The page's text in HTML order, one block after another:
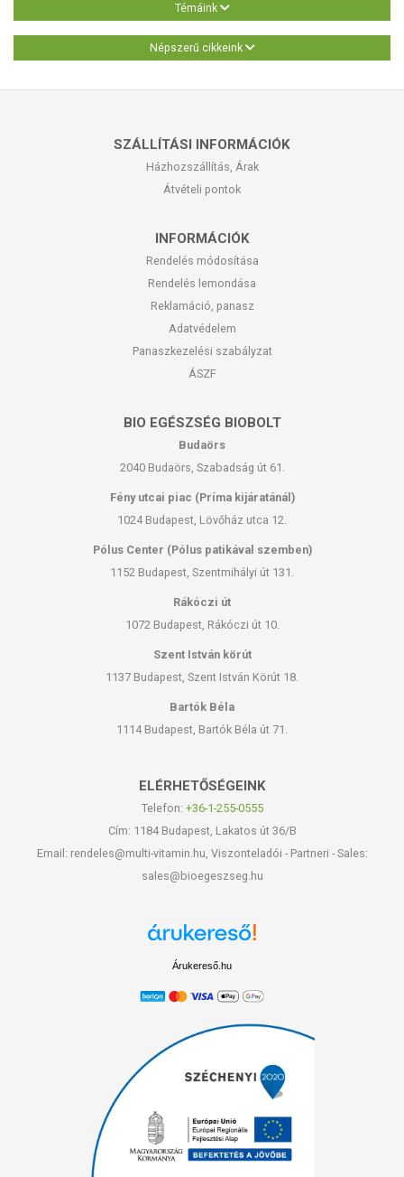
Témáink
Népszerű cikkeink
SZÁLLÍTÁSI INFORMÁCIÓK
Házhozszállítás, Árak
Átvételi pontok
INFORMÁCIÓK
Rendelés módosítása
Rendelés lemondása
Reklamáció, panasz
Adatvédelem
Panaszkezelési szabályzat
ÁSZF
BIO EGÉSZSÉG BIOBOLT
Budaörs
2040 Budaörs, Szabadság út 61.
Fény utcai piac (Príma kijáratánál)
1024 Budapest, Lövőház utca 12.
Pólus Center (Pólus patikával szemben)
1152 Budapest, Szentmihályi út 131.
Rákóczi út
1072 Budapest, Rákóczi út 10.
Szent István körút
1137 Budapest, Szent István Körút 18.
Bartók Béla
1114 Budapest, Bartók Béla út 71.
ELÉRHETŐSÉGEINK
Telefon: +36-1-255-0555
Cím: 1184 Budapest, Lakatos út 36/B
Email: rendeles@multi-vitamin.hu, Viszonteladói - Partneri - Sales:
sales@bioegeszseg.hu
Árukereső.hu